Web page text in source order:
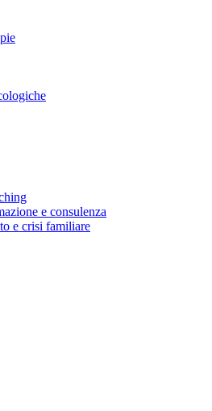
e consulenza
e crisi familiare